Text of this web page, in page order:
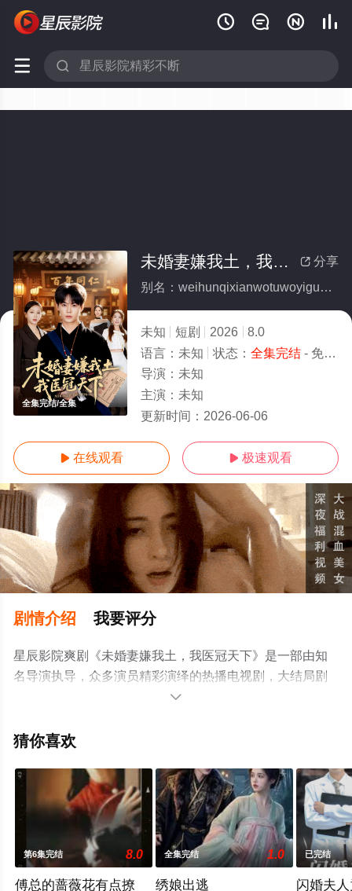
   
 
全集完结/全集
 分享
未婚妻嫌我土，我医冠天下(全集)
别名：weihunqixianwotuwoyiguantianxia
未知 短剧 2026
8.0
语言： 未知 状态： 全集完结- 免费在线观看
导演： 未知
主演： 未知
更新时间： 2026-06-06
 在线观看  极速观看
剧情介绍 我要评分
星辰影院爽剧《未婚妻嫌我土，我医冠天下》是一部由知
名导演执导，众多演员精彩演绎的热播电视剧，大结局剧
情已揭晓（全集完结），手机免费观看高清无删减完整版
视剧、电视猫或剧情网等平台了解。

猜你喜欢
第6集完结 8.0
傅总的蔷薇花有点撩
全集完结 1.0
绣娘出逃
已完结
闪婚夫